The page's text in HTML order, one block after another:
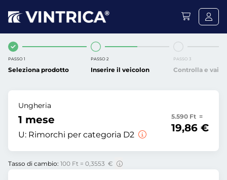
PASSO 1
Seleziona prodotto
PASSO 2
Inserire il veicolon
PASSO 3
Controlla e vai
Ungheria
1 mese
U: Rimorchi per categoria D2
5.590 Ft =
19,86 €
Tasso di cambio: 100 Ft = 0,3553 €